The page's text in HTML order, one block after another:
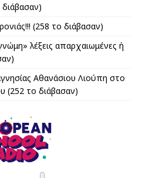
(258 το διάβασαν)
λέξεις απαρχαιωμένες ή
Αθανάσιου Λιούπη στο
(252 το διάβασαν)